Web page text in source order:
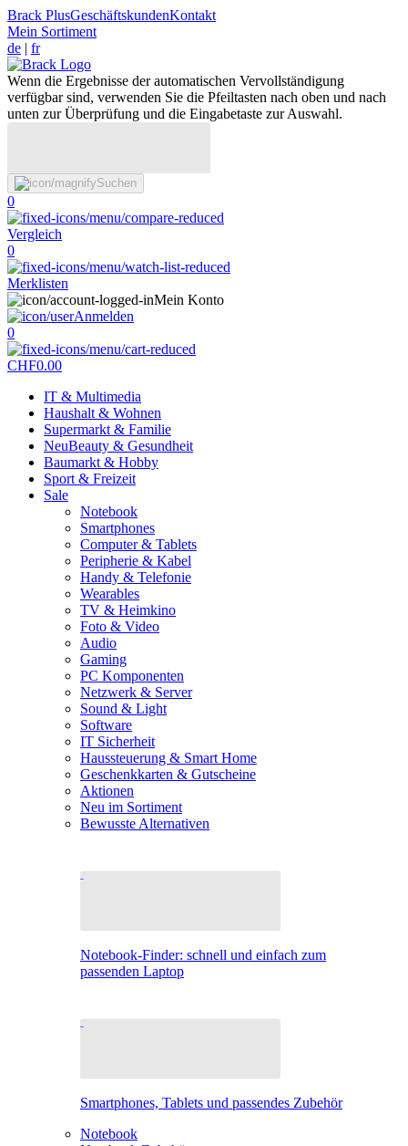
Brack PlusGeschäftskundenKontakt
Mein Sortiment
de | fr
Wenn die Ergebnisse der automatischen Vervollständigung
verfügbar sind, verwenden Sie die Pfeiltasten nach oben und nach
unten zur Überprüfung und die Eingabetaste zur Auswahl.
Suchen
0
Vergleich
0
Merklisten
Mein Konto
Anmelden
0
CHF0.00
IT & Multimedia
Haushalt & Wohnen
Supermarkt & Familie
NeuBeauty & Gesundheit
Baumarkt & Hobby
Sport & Freizeit
Sale
Notebook
Smartphones
Computer & Tablets
Peripherie & Kabel
Handy & Telefonie
Wearables
TV & Heimkino
Foto & Video
Audio
Gaming
PC Komponenten
Netzwerk & Server
Sound & Light
Software
IT Sicherheit
Haussteuerung & Smart Home
Geschenkkarten & Gutscheine
Aktionen
Neu im Sortiment
Bewusste Alternativen
Notebook-Finder: schnell und einfach zum
passenden Laptop
Smartphones, Tablets und passendes Zubehör
Notebook